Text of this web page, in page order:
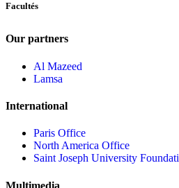
Facultés
Our partners
Al Mazeed
Lamsa
International
Paris Office
North America Office
Saint Joseph University
Multimedia